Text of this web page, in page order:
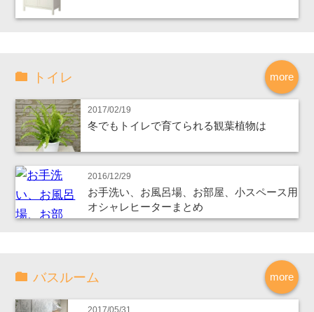
more
トイレ
2017/02/19
冬でもトイレで育てられる観葉植物は
2016/12/29
お手洗い、お風呂場、お部屋、小スペース用
オシャレヒーターまとめ
more
バスルーム
2017/05/31